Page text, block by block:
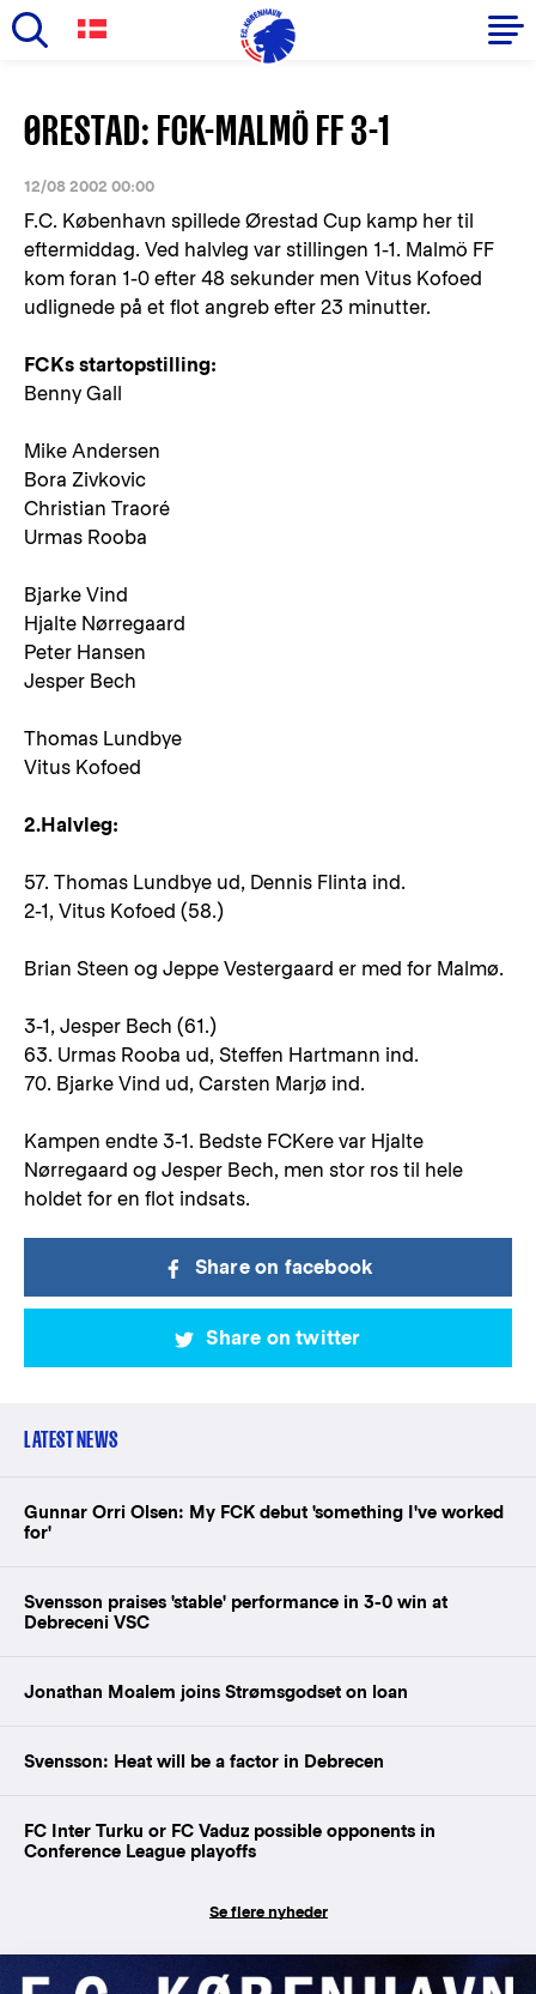
main
content
Primary
navigation
English
ØRESTAD: FCK-MALMÖ FF 3-1
12/08 2002 00:00
F.C. København spillede Ørestad Cup kamp her til
eftermiddag. Ved halvleg var stillingen 1-1. Malmö FF
kom foran 1-0 efter 48 sekunder men Vitus Kofoed
udlignede på et flot angreb efter 23 minutter.
FCKs startopstilling:
Benny Gall
Mike Andersen
Bora Zivkovic
Christian Traoré
Urmas Rooba
Bjarke Vind
Hjalte Nørregaard
Peter Hansen
Jesper Bech
Thomas Lundbye
Vitus Kofoed
2.Halvleg:
57. Thomas Lundbye ud, Dennis Flinta ind.
2-1, Vitus Kofoed (58.)
Brian Steen og Jeppe Vestergaard er med for Malmø.
3-1, Jesper Bech (61.)
63. Urmas Rooba ud, Steffen Hartmann ind.
70. Bjarke Vind ud, Carsten Marjø ind.
Kampen endte 3-1. Bedste FCKere var Hjalte
Nørregaard og Jesper Bech, men stor ros til hele
holdet for en flot indsats.
Share on facebook
Share on twitter
LATEST NEWS
Gunnar Orri Olsen: My FCK debut 'something I've worked
for'
Svensson praises 'stable' performance in 3-0 win at
Debreceni VSC
Jonathan Moalem joins Strømsgodset on loan
Svensson: Heat will be a factor in Debrecen
FC Inter Turku or FC Vaduz possible opponents in
Conference League playoffs
Se flere nyheder